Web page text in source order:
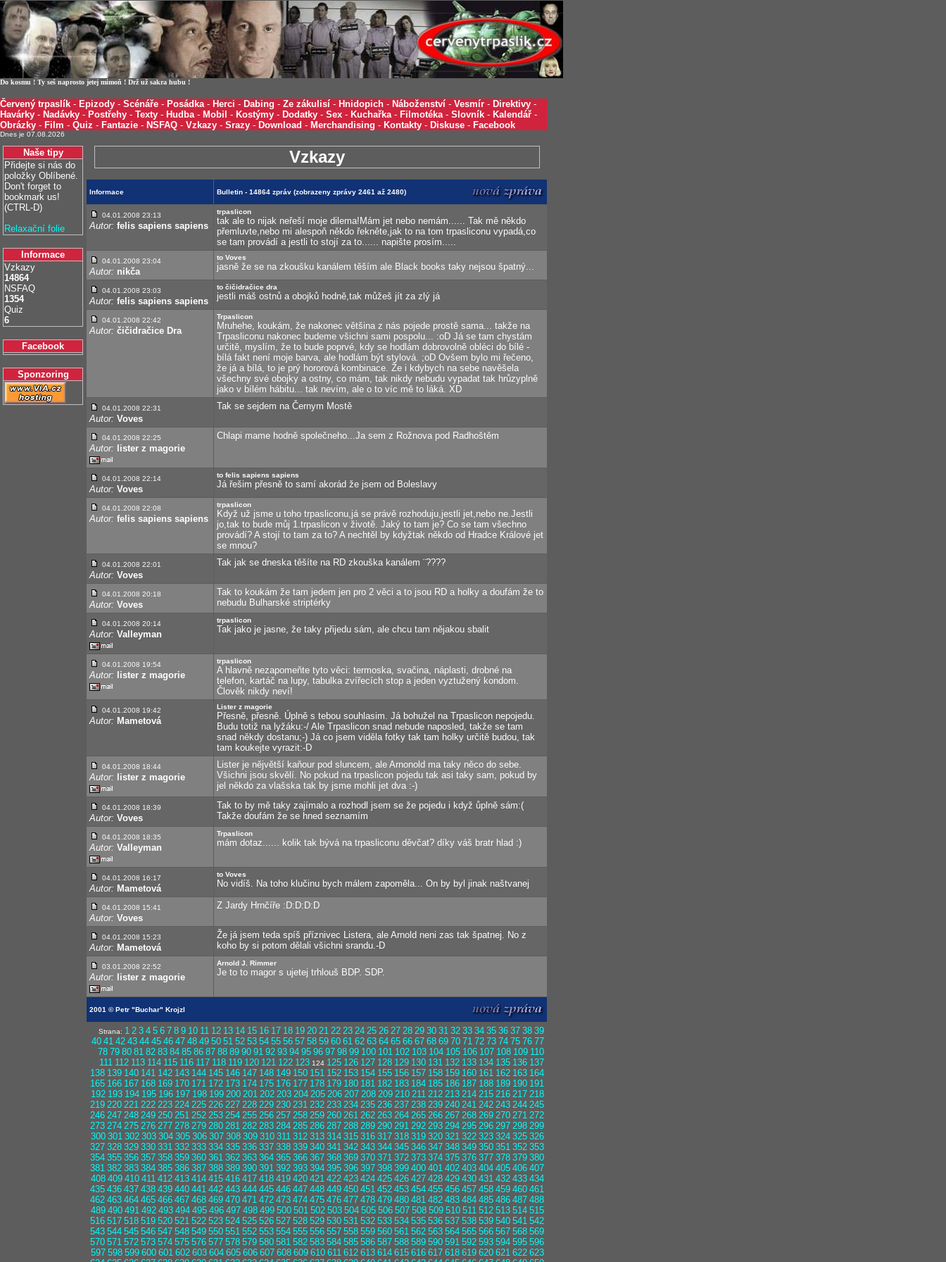
Do kosmu ! Ty seš naprosto jetej mimoň ! Drž už sakra hubu !
Červený trpaslík - Epizody - Scénáře - Posádka- Herci - Dabing - Ze zákulisí - Hnidopich - Náboženství - Vesmír - Direktivy -
Havárky - Nadávky - Postřehy - Texty - Hudba- Mobil - Kostýmy - Dodatky - Sex - Kuchařka- Filmotéka- Slovník - Kalendář -
Obrázky - Film - Quiz - Fantazie - NSFAQ - Vzkazy - Srazy - Download - Merchandising - Kontakty - Diskuse - Facebook
Dnes je 07.08.2026
Naše tipy
Přidejte si nás do
položky Oblíbené.
Don't forget to
bookmark us!
(CTRL-D)
Relaxační folie
Informace
Vzkazy
14864
NSFAQ
1354
Quiz
6
Facebook
Sponzoring
Vzkazy
Informace Bulletin - 14864 zpráv (zobrazeny zprávy 2461 až 2480)
04.01.2008 23:13
Autor: felis sapiens sapiens
trpaslicon
tak ale to nijak neřeší moje dilema!Mám jet nebo nemám...... Tak mě někdo
přemluvte,nebo mi alespoň někdo řekněte,jak to na tom trpasliconu vypadá,co
se tam provádí a jestli to stojí za to...... napište prosím.....
04.01.2008 23:04
Autor: nikča
to Voves
jasně že se na zkoušku kanálem těším ale Black books taky nejsou špatný...
04.01.2008 23:03
Autor: felis sapiens sapiens
to čičidračice dra
jestli máš ostnů a obojků hodně,tak můžeš jít za zlý já
04.01.2008 22:42
Autor: čičidračice Dra
Trpaslicon
Mruhehe, koukám, že nakonec většina z nás pojede prostě sama... takže na
Trpasliconu nakonec budeme všichni sami pospolu... :oD Já se tam chystám
určitě, myslím, že to bude poprvé, kdy se hodlám dobrovolně obléci do bílé -
bílá fakt není moje barva, ale hodlám být stylová. ;oD Ovšem bylo mi řečeno,
že já a bílá, to je prý hororová kombinace. Že i kdybych na sebe navěšela
všechny své obojky a ostny, co mám, tak nikdy nebudu vypadat tak hrůzyplně
jako v bílém hábitu... tak nevím, ale o to víc mě to láká. XD
04.01.2008 22:31
Autor: Voves
Tak se sejdem na Černym Mostě
04.01.2008 22:25
Autor: lister z magorie
Chlapi mame hodně společneho...Ja sem z Rožnova pod Radhoštěm
04.01.2008 22:14
Autor: Voves
to felis sapiens sapiens
Já řešim přesně to samí akorád že jsem od Boleslavy
04.01.2008 22:08
Autor: felis sapiens sapiens
trpaslicon
Když už jsme u toho trpasliconu,já se právě rozhoduju,jestli jet,nebo ne.Jestli
jo,tak to bude můj 1.trpaslicon v životě. Jaký to tam je? Co se tam všechno
provádí? A stojí to tam za to? A nechtěl by kdyžtak někdo od Hradce Králové jet
se mnou?
04.01.2008 22:01
Autor: Voves
Tak jak se dneska těšíte na RD zkouška kanálem ¨????
04.01.2008 20:18
Autor: Voves
Tak to koukám že tam jedem jen pro 2 věci a to jsou RD a holky a doufám že to
nebudu Bulharské striptérky
04.01.2008 20:14
Autor: Valleyman
trpaslicon
Tak jako je jasne, že taky přijedu sám, ale chcu tam nějakou sbalit
04.01.2008 19:54
Autor: lister z magorie
trpaslicon
A hlavně nezapomeňte tyto věci: termoska, svačina, náplasti, drobné na
telefon, kartáč na lupy, tabulka zvířecích stop a jeden vyztužený kondom.
Člověk nikdy neví!
04.01.2008 19:42
Autor: Mametová
Lister z magorie
Přesně, přesně. Úplně s tebou souhlasim. Já bohužel na Trpaslicon nepojedu.
Budu totiž na lyžáku:-/ Ale Trpaslicon snad nebude naposled, takže se tam
snad někdy dostanu;-) Já co jsem viděla fotky tak tam holky určitě budou, tak
tam koukejte vyrazit:-D
04.01.2008 18:44
Autor: lister z magorie
Lister je nějvětší kaňour pod sluncem, ale Arnonold ma taky něco do sebe.
Všichni jsou skvělí. No pokud na trpaslicon pojedu tak asi taky sam, pokud by
jel někdo za vlašska tak by jsme mohli jet dva :-)
04.01.2008 18:39
Autor: Voves
Tak to by mě taky zajímalo a rozhodl jsem se že pojedu i když ůplně sám:(
Takže doufám že se hned seznamím
04.01.2008 18:35
Autor: Valleyman
Trpaslicon
mám dotaz...... kolik tak bývá na trpasliconu děvčat? díky váš bratr hlad :)
04.01.2008 16:17
Autor: Mametová
to Voves
No vidíš. Na toho klučinu bych málem zapoměla... On by byl jinak naštvanej
04.01.2008 15:41
Autor: Voves
Z Jardy Hrnčíře :D:D:D:D
04.01.2008 15:23
Autor: Mametová
Že já jsem teda spíš příznivec Listera, ale Arnold neni zas tak špatnej. No z
koho by si potom dělali všichni srandu.-D
03.01.2008 22:52
Autor: lister z magorie
Arnold J. Rimmer
Je to to magor s ujetej trhlouš BDP. SDP.
2001 © Petr "Buchar" Krojzl
Strana: 1 2 3 4 5 6 7 8 9 10 11 12 13 14 15 16 17 18 19 20 21 22 23 24 25 26 27 28 29 30 31 32 33 34 35 36 37 38 39
40 41 42 43 44 45 46 47 48 49 50 51 52 53 54 55 56 57 58 59 60 61 62 63 64 65 66 67 68 69 70 71 72 73 74 75 76 77
78 79 80 81 82 83 84 85 86 87 88 89 90 91 92 93 94 95 96 97 98 99 100 101 102 103 104 105 106 107 108 109 110
111 112 113 114 115 116 117 118 119 120 121 122 123 124 125 126 127 128 129 130 131 132 133 134 135 136 137
138 139 140 141 142 143 144 145 146 147 148 149 150 151 152 153 154 155 156 157 158 159 160 161 162 163 164
165 166 167 168 169 170 171 172 173 174 175 176 177 178 179 180 181 182 183 184 185 186 187 188 189 190 191
192 193 194 195 196 197 198 199 200 201 202 203 204 205 206 207 208 209 210 211 212 213 214 215 216 217 218
219 220 221 222 223 224 225 226 227 228 229 230 231 232 233 234 235 236 237 238 239 240 241 242 243 244 245
246 247 248 249 250 251 252 253 254 255 256 257 258 259 260 261 262 263 264 265 266 267 268 269 270 271 272
273 274 275 276 277 278 279 280 281 282 283 284 285 286 287 288 289 290 291 292 293 294 295 296 297 298 299
300 301 302 303 304 305 306 307 308 309 310 311 312 313 314 315 316 317 318 319 320 321 322 323 324 325 326
327 328 329 330 331 332 333 334 335 336 337 338 339 340 341 342 343 344 345 346 347 348 349 350 351 352 353
354 355 356 357 358 359 360 361 362 363 364 365 366 367 368 369 370 371 372 373 374 375 376 377 378 379 380
381 382 383 384 385 386 387 388 389 390 391 392 393 394 395 396 397 398 399 400 401 402 403 404 405 406 407
408 409 410 411 412 413 414 415 416 417 418 419 420 421 422 423 424 425 426 427 428 429 430 431 432 433 434
435 436 437 438 439 440 441 442 443 444 445 446 447 448 449 450 451 452 453 454 455 456 457 458 459 460 461
462 463 464 465 466 467 468 469 470 471 472 473 474 475 476 477 478 479 480 481 482 483 484 485 486 487 488
489 490 491 492 493 494 495 496 497 498 499 500 501 502 503 504 505 506 507 508 509 510 511 512 513 514 515
516 517 518 519 520 521 522 523 524 525 526 527 528 529 530 531 532 533 534 535 536 537 538 539 540 541 542
543 544 545 546 547 548 549 550 551 552 553 554 555 556 557 558 559 560 561 562 563 564 565 566 567 568 569
570 571 572 573 574 575 576 577 578 579 580 581 582 583 584 585 586 587 588 589 590 591 592 593 594 595 596
597 598 599 600 601 602 603 604 605 606 607 608 609 610 611 612 613 614 615 616 617 618 619 620 621 622 623